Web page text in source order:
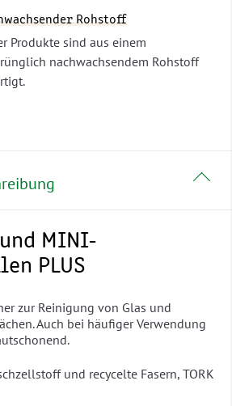
Rohstoff
Produkte sind aus einem
nachwachsendem Rohstoff
MINI-
PLUS
zur Reinigung von Glas und
Auch bei häufiger Verwendung
und recycelte Fasern, TORK